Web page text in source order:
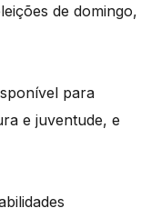
de domingo,
para
e juventude, e